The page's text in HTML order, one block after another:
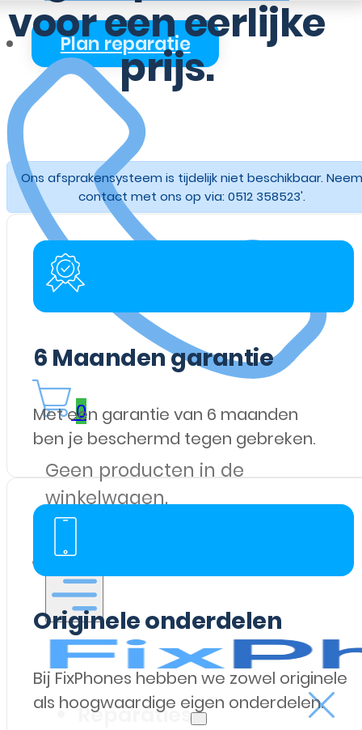
Plan reparatie
0
Geen producten in de
winkelwagen.
Reparaties
voor een eerlijke
prijs.
Ons afsprakensysteem is tijdelijk niet beschikbaar. Neem
contact met ons op via: 0512 358523'.
6 Maanden garantie
Met een garantie van 6 maanden
ben je beschermd tegen gebreken.
Originele onderdelen
Bij FixPhones hebben we zowel originele
als hoogwaardige eigen onderdelen.